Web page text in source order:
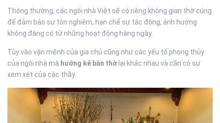
Thông thường, các ngôi nhà Việt sẽ có riêng không gian thờ cúng
để đảm bảo sự tôn nghiêm, hạn chế sự tác động, ảnh hưởng
không đáng có từ những hoạt động hàng ngày.
Tùy vào vận mệnh của gia chủ cũng như các yếu tố phong thủy
của ngôi nhà mà hướng kê bàn thờ lại khác nhau và cần có sự
xem xét của các thầy.